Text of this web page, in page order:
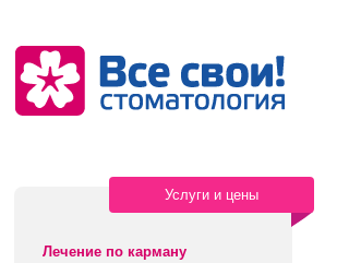
Услуги и цены
Лечение по карману